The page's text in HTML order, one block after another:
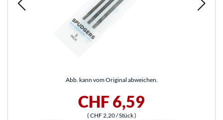
Abb. kann vom Original abweichen.
CHF 6,59
( CHF 2,20/ Stück)